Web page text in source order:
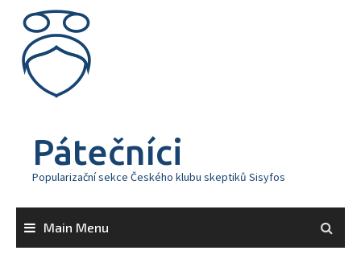
content
Pátečníci
Popularizační sekce Českého klubu skeptiků Sisyfos
Main Menu